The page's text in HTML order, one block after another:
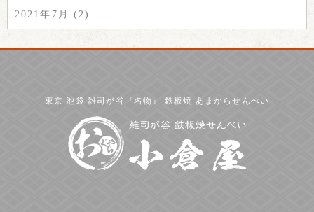
2021年7月 (2)
東京 池袋 雑司が谷『名物』 鉄板焼 あまからせんべい